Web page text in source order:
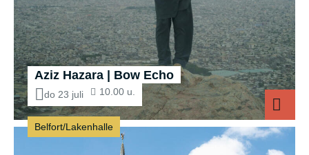
Aziz Hazara | Bow Echo
do 23 juli 10.00 u.
Aziz
Belfort/Lakenhalle